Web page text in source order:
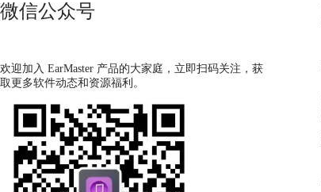
微信公众号
欢迎加入 EarMaster 产品的大家庭，立即扫码关注，获
取更多软件动态和资源福利。